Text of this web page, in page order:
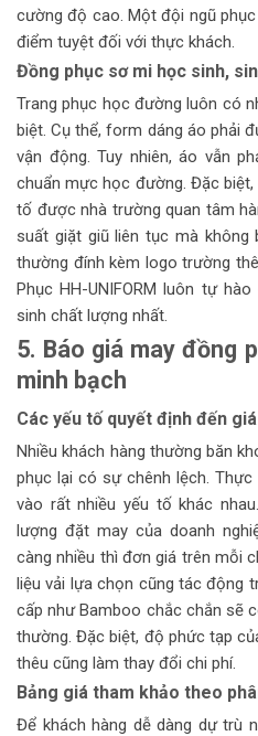
cường độ cao. Một đội ngũ
điểm tuyệt đối với thực khách.
Đồng phục sơ mi học sinh,
Trang phục học đường luôn có
biệt. Cụ thể, form dáng áo phải
vận động. Tuy nhiên, áo vẫn
chuẩn mực học đường. Đặc
tố được nhà trường quan tâm
suất giặt giũ liên tục mà
thường đính kèm logo trường
Phục HH-UNIFORM luôn tự
sinh chất lượng nhất.
5. Báo giá may đồng
minh bạch
Các yếu tố quyết định đến
Nhiều khách hàng thường băn
phục lại có sự chênh lệch.
vào rất nhiều yếu tố khác
lượng đặt may của doanh
càng nhiều thì đơn giá trên mỗi
liệu vải lựa chọn cũng tác động
cấp như Bamboo chắc chắn sẽ
thường. Đặc biệt, độ phức tạp
thêu cũng làm thay đổi chi phí.
Bảng giá tham khảo theo
Để khách hàng dễ dàng dự trù